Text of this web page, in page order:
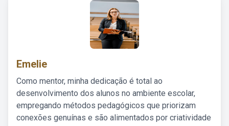
Emelie
Como mentor, minha dedicação é total ao
desenvolvimento dos alunos no ambiente escolar,
empregando métodos pedagógicos que priorizam
conexões genuínas e são alimentados por criatividade